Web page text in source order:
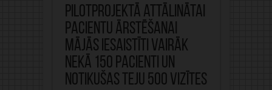
Pilotprojektā attālinātai
pacientu ārstēšanai
mājās iesaistīti vairāk
nekā 150 pacienti un
notikušas teju 500 vizītes